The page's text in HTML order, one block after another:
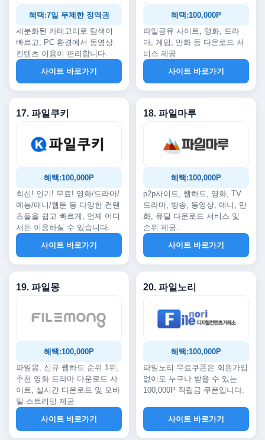
혜택:7일 무제한 정액권
세분화된 카테고리로 탐색이
빠르고, PC 환경에서 동영상
컨텐츠 이용이 편리합니다.
사이트 바로가기
혜택:100,000P
파일공유 사이트, 영화, 드라
마, 게임, 만화 등 다운로드 서
비스 제공
사이트 바로가기
17. 파일쿠키
혜택:100,000P
최신! 인기! 무료! 영화/드라마/
예능/애니/웹툰 등 다양한 컨텐
츠들을 쉽고 빠르게, 언제 어디
서든 이용하실 수 있습니다.
사이트 바로가기
18. 파일마루
혜택:100,000P
p2p사이트, 웹하드, 영화, TV
드라마, 방송, 동영상, 애니, 만
화, 유틸 다운로드 서비스 및
순위 제공.
사이트 바로가기
19. 파일몽
혜택:100,000P
파일몽, 신규 웹하드 순위 1위,
추천 영화 드라마 다운로드 사
이트, 실시간 다운로드 및 모바
일 스트리밍 제공
사이트 바로가기
20. 파일노리
혜택:100,000P
파일노리 무료쿠폰은 회원가입
없이도 누구나 받을 수 있는
100,000P 적립금 쿠폰입니다.
사이트 바로가기